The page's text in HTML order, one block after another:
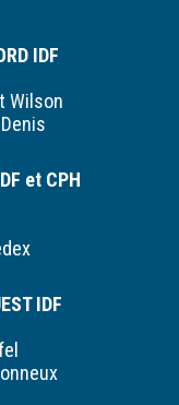
IDF
Wilson
et CPH
IDF